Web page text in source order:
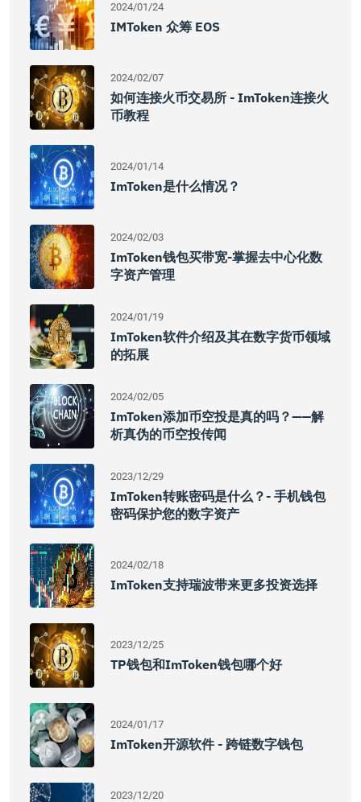
2024/01/24
IMToken 众筹 EOS
2024/02/07
如何连接火币交易所 - ImToken连接火
币教程
2024/01/14
ImToken是什么情况？
2024/02/03
ImToken钱包买带宽-掌握去中心化数
字资产管理
2024/01/19
ImToken软件介绍及其在数字货币领域
的拓展
2024/02/05
ImToken添加币空投是真的吗？——解
析真伪的币空投传闻
2023/12/29
ImToken转账密码是什么？- 手机钱包
密码保护您的数字资产
2024/02/18
ImToken支持瑞波带来更多投资选择
2023/12/25
TP钱包和imToken钱包哪个好
2024/01/17
ImToken开源软件 - 跨链数字钱包
2023/12/20